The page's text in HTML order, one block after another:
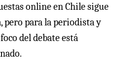
online en Chile sigue
pero para la periodista y
del debate está